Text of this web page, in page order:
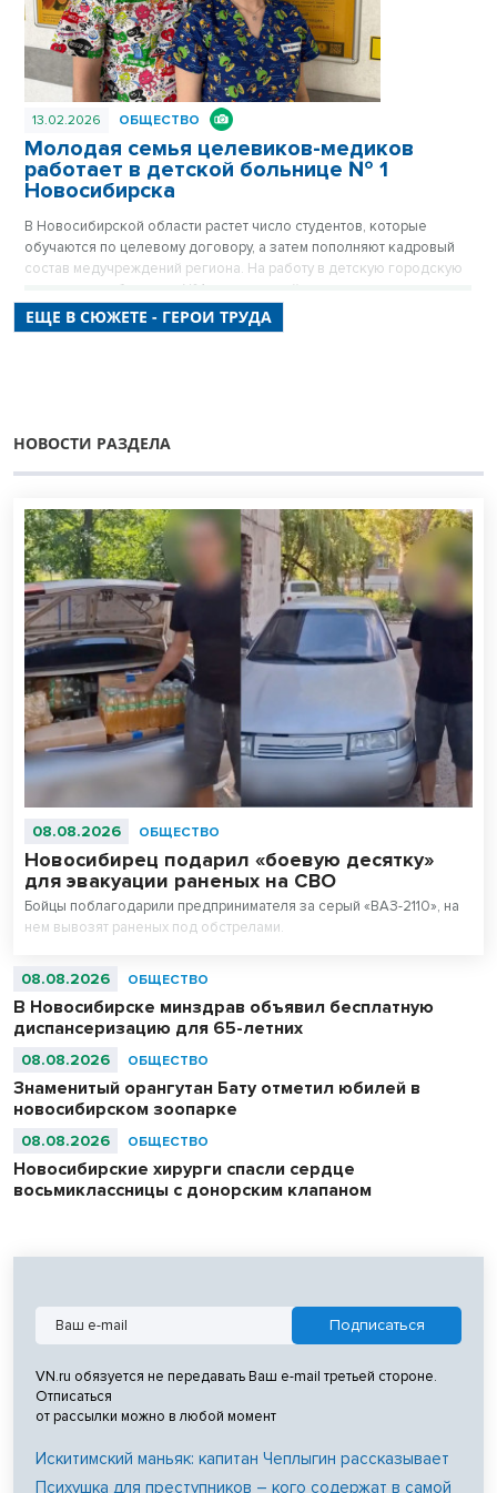
13.02.2026 ОБЩЕСТВО
Молодая семья целевиков-медиков
работает в детской больнице № 1
Новосибирска
В Новосибирской области растет число студентов, которые
обучаются по целевому договору, а затем пополняют кадровый
состав медучреждений региона. На работу в детскую городскую
клиническую больницу № 1 вышла семейная пара молодых
врачей. Романтическую историю ко Дню всех влюбленных
рассказала пресс-службе областного Минздрава.
ЕЩЕ В СЮЖЕТЕ - ГЕРОИ ТРУДА
НОВОСТИ РАЗДЕЛА
08.08.2026 ОБЩЕСТВО
Новосибирец подарил «боевую десятку»
для эвакуации раненых на СВО
Бойцы поблагодарили предпринимателя за серый «ВАЗ-2110», на
нем вывозят раненых под обстрелами.
08.08.2026 ОБЩЕСТВО
В Новосибирске минздрав объявил бесплатную
диспансеризацию для 65-летних
08.08.2026 ОБЩЕСТВО
Знаменитый орангутан Бату отметил юбилей в
новосибирском зоопарке
08.08.2026 ОБЩЕСТВО
Новосибирские хирурги спасли сердце
восьмиклассницы с донорским клапаном
VN.ru обязуется не передавать Ваш e-mail третьей стороне.
Отписаться
от рассылки можно в любой момент
Искитимский маньяк: капитан Чеплыгин рассказывает
Психушка для преступников – кого содержат в самой